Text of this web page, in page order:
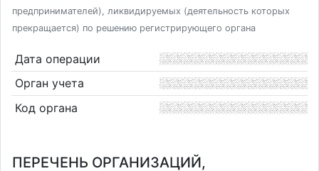
предпринимателей), ликвидируемых (деятельность которых
прекращается) по решению регистрирующего органа
Дата операции
Орган учета
Код органа
ПЕРЕЧЕНЬ ОРГАНИЗАЦИЙ,